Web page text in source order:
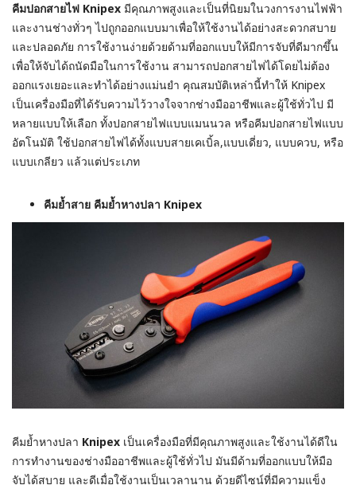
คีมปอกสายไฟ Knipex มีคุณภาพสูงและเป็นที่นิยมในวงการงานไฟฟ้า
และงานช่างทั่วๆ ไปถูกออกแบบมาเพื่อให้ใช้งานได้อย่างสะดวกสบาย
และปลอดภัย การใช้งานง่ายด้วยด้ามที่ออกแบบให้มีการจับที่ดีมากขึ้น
เพื่อให้จับได้ถนัดมือในการใช้งาน สามารถปอกสายไฟได้โดยไม่ต้อง
ออกแรงเยอะและทำได้อย่างแม่นยำ คุณสมบัติเหล่านี้ทำให้ Knipex
เป็นเครื่องมือที่ได้รับความไว้วางใจจากช่างมืออาชีพและผู้ใช้ทั่วไป มี
หลายแบบให้เลือก ทั้งปอกสายไฟแบบแมนนวล หรือคีมปอกสายไฟแบบ
อัตโนมัติ ใช้ปอกสายไฟได้ทั้งแบบสายเคเบิ้ล,แบบเดี่ยว, แบบควบ, หรือ
แบบเกลียว แล้วแต่ประเภท
คีมย้ำสาย คีมย้ำหางปลา Knipex
คีมย้ำหางปลา Knipex เป็นเครื่องมือที่มีคุณภาพสูงและใช้งานได้ดีใน
การทำงานของช่างมืออาชีพและผู้ใช้ทั่วไป มันมีด้ามที่ออกแบบให้มือ
จับได้สบาย และดีเมื่อใช้งานเป็นเวลานาน ด้วยดีไซน์ที่มีความแข็ง